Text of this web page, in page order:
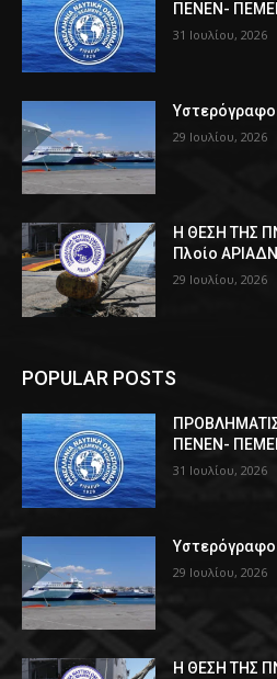
ΠΕΝΕΝ-
31 Ιουλίου, 2026
29 Ιουλίου, 2026
Η ΘΕΣΗ ΤΗΣ
Πλοίο
29 Ιουλίου, 2026
POPULAR POSTS
ΠΕΝΕΝ-
31 Ιουλίου, 2026
29 Ιουλίου, 2026
Η ΘΕΣΗ ΤΗΣ